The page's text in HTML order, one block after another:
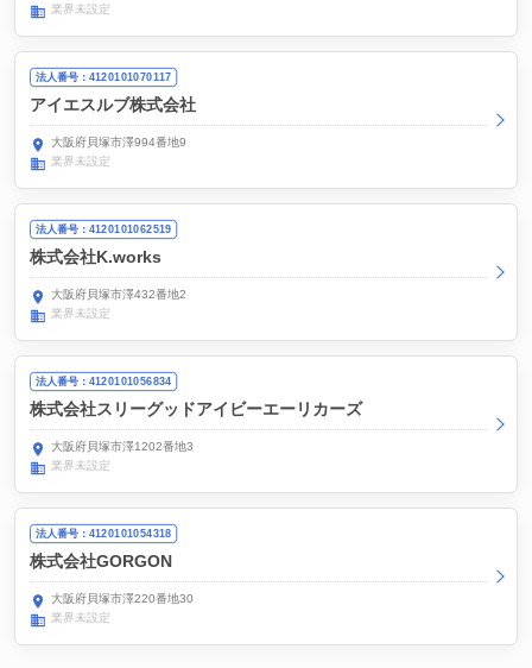
業界未設定
法人番号：4120101070117
アイエスルブ株式会社
大阪府貝塚市澤994番地9
業界未設定
法人番号：4120101062519
株式会社K.works
大阪府貝塚市澤432番地2
業界未設定
法人番号：4120101056834
株式会社スリーグッドアイビーエーリカーズ
大阪府貝塚市澤1202番地3
業界未設定
法人番号：4120101054318
株式会社GORGON
大阪府貝塚市澤220番地30
業界未設定